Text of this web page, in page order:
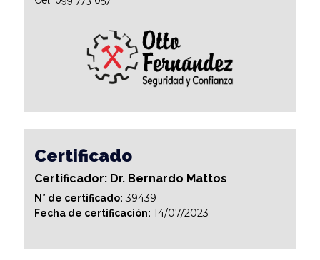
Certificado
Certificador: Dr. Bernardo Mattos
N° de certificado: 39439
Fecha de certificación: 14/07/2023